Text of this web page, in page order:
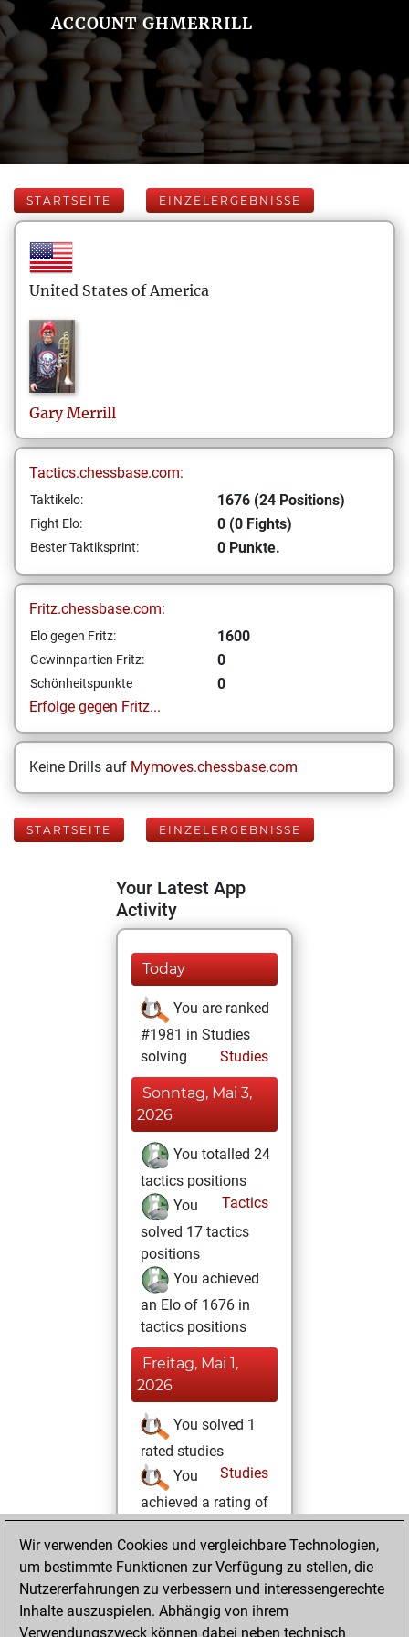
ACCOUNT GHMERRILL
STARTSEITE EINZELERGEBNISSE
United States of America
Gary Merrill
Tactics.chessbase.com:
Taktikelo: 1676 (24 Positions)
Fight Elo: 0 (0 Fights)
Bester Taktiksprint: 0 Punkte.
Fritz.chessbase.com:
Elo gegen Fritz: 1600
Gewinnpartien Fritz: 0
Schönheitspunkte
0
Erfolge gegen Fritz...
Keine Drills auf Mymoves.chessbase.com
STARTSEITE EINZELERGEBNISSE
Your Latest App
Activity
Today
You are ranked
#1981 in Studies
solving
Studies
Sonntag, Mai 3,
2026
You totalled 24
tactics positions
Tactics
You
solved 17 tactics
positions
You achieved
an Elo of 1676 in
tactics positions
Freitag, Mai 1,
2026
You solved 1
rated studies
Studies
You
achieved a rating of
40
Montag, April 27,
2026
You created
Wir verwenden Cookies und vergleichbare Technologien,
um bestimmte Funktionen zur Verfügung zu stellen, die
Nutzererfahrungen zu verbessern und interessengerechte
Inhalte auszuspielen. Abhängig von ihrem
Verwendungszweck können dabei neben technisch